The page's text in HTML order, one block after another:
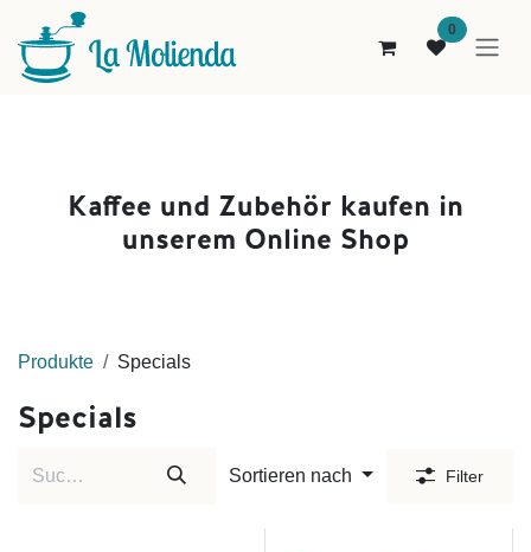
Zum Inhalt springen
0
Kaffee und Zubehör kaufen in
unserem Online Shop
Produkte Specials
Specials
Sortieren nach Filter